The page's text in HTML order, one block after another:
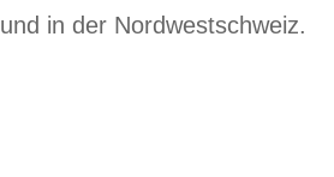
und in der Nordwestschweiz.